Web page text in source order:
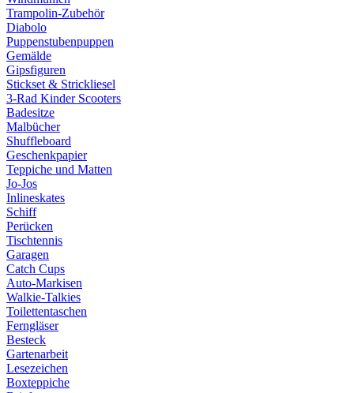
Trampolin-Zubehör
Diabolo
Puppenstubenpuppen
Gemälde
Gipsfiguren
Stickset & Strickliesel
3-Rad Kinder Scooters
Badesitze
Malbücher
Shuffleboard
Geschenkpapier
Teppiche und Matten
Jo-Jos
Inlineskates
Schiff
Perücken
Tischtennis
Garagen
Catch Cups
Auto-Markisen
Walkie-Talkies
Toilettentaschen
Ferngläser
Besteck
Gartenarbeit
Lesezeichen
Boxteppiche